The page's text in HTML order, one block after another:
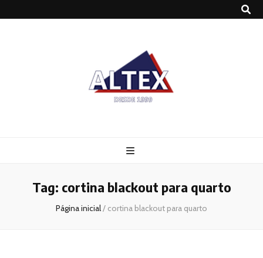
Tag: cortina blackout para quarto
Página inicial/ cortina blackout para quarto